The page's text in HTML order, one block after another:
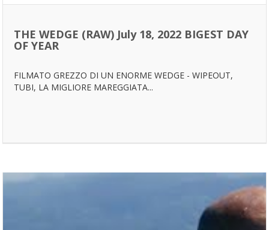
THE WEDGE (RAW) July 18, 2022 BIGEST DAY
OF YEAR
FILMATO GREZZO DI UN ENORME WEDGE - WIPEOUT,
TUBI, LA MIGLIORE MAREGGIATA...